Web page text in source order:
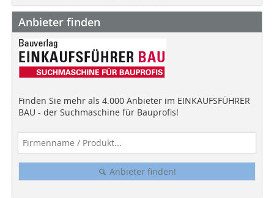
Anbieter finden
Finden Sie mehr als 4.000 Anbieter im EINKAUFSFÜHRER
BAU - der Suchmaschine für Bauprofis!
Anbieter finden!